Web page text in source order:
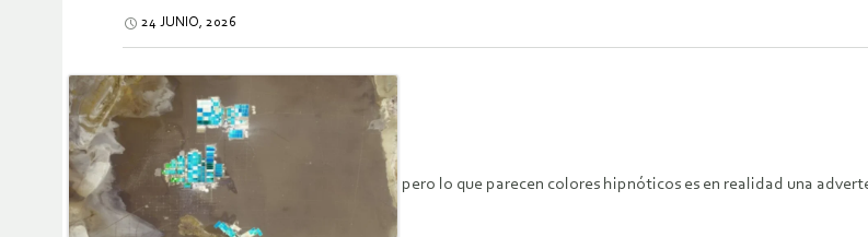
24 JUNIO, 2026
pero lo que parecen colores hipnóticos es en realidad una